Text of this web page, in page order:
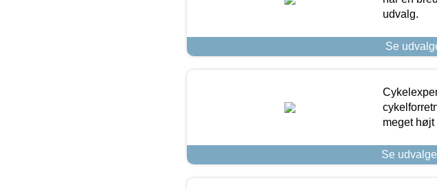
udvalg.
Se
meget højt
Se